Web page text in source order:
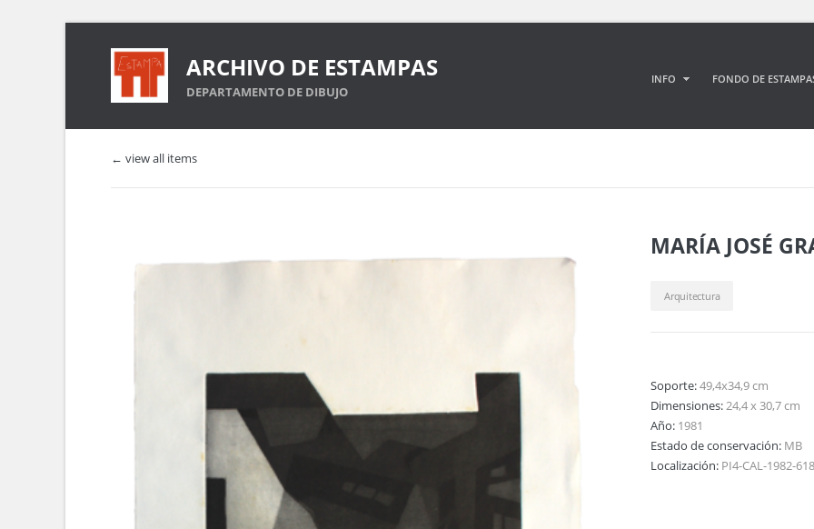
ARCHIVO DE ESTAMPAS
DEPARTAMENTO DE DIBUJO
INFO FONDO DE
← view all items
MARÍA JOSÉ
Arquitectura
Soporte:49,4x34,9 cm
Dimensiones:24,4 x 30,7 cm
Año: 1981
Estado de conservación: MB
Localización: PI4-CAL-1982-618